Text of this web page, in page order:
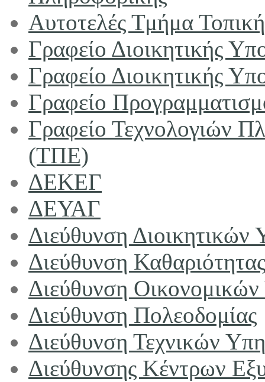
Αυτοτελές Τμήμα
Γραφείο Διοικητικής
Γραφείο Διοικητικής
Γραφείο
Γραφείο Τεχνολογιών
(ΤΠΕ)
ΔΕΚΕΓ
ΔΕΥΑΓ
Διεύθυνση Διοικητικών
Διεύθυνση
Διεύθυνση
Διεύθυνση Πολεοδομίας
Διεύθυνση Τεχνικών
Διεύθυνσης Κέντρων